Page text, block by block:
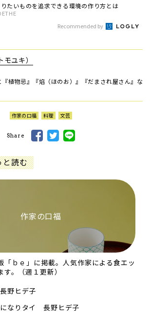
りたいものを追求できる環境の作り方とは
Recommended by
ユキ）
植物忌』『焰（ほのお）』『だまされ屋さん』な
作家の口福 料理 文芸
Share
と読む
作家の口福
「ｂｅ」に掲載。人気作家による食エッ
。（週１更新）
野ヒデ子
なりタイ 長野ヒデ子